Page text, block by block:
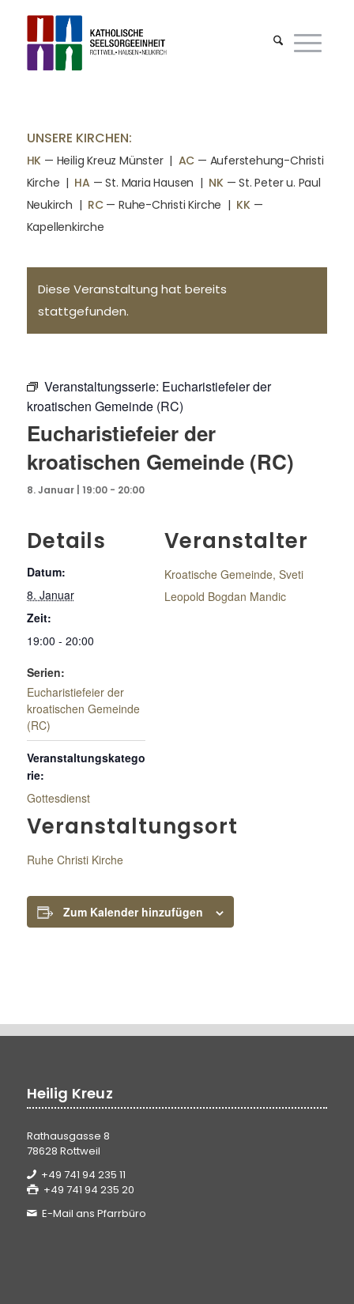
UNSERE KIRCHEN:
HK — Heilig Kreuz Münster | AC — Auferstehung-Christi
Kirche | HA — St. Maria Hausen | NK— St. Peter u. Paul
Neukirch | RC— Ruhe-Christi Kirche | KK—
Kapellenkirche
Diese Veranstaltung hat bereits
stattgefunden.
Veranstaltungsserie: Eucharistiefeier der
kroatischen Gemeinde (RC)
Eucharistiefeier der
kroatischen Gemeinde (RC)
8. Januar | 19:00- 20:00
Details
Datum:
8. Januar
Zeit:
19:00 - 20:00
Serien:
Eucharistiefeier der
kroatischen Gemeinde
(RC)
Veranstaltungskatego
rie:
Gottesdienst
Veranstaltungsort
Ruhe Christi Kirche
Veranstalter
Kroatische Gemeinde, Sveti
Leopold Bogdan Mandic
Zum Kalender hinzufügen
Heilig Kreuz
Rathausgasse 8
78628 Rottweil
+49 741 94 235 11
+49 741 94 235 20
E-Mail ans Pfarrbüro